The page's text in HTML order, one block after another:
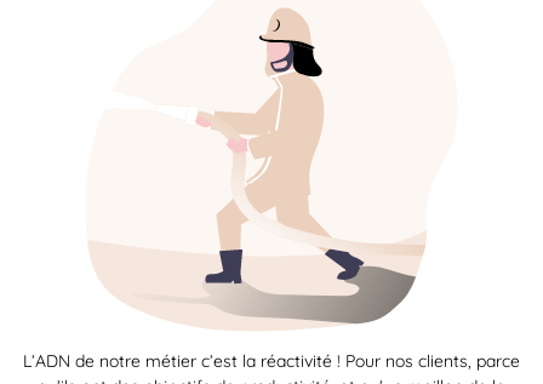
L’ADN de notre métier c’est la réactivité ! Pour nos clients, parce